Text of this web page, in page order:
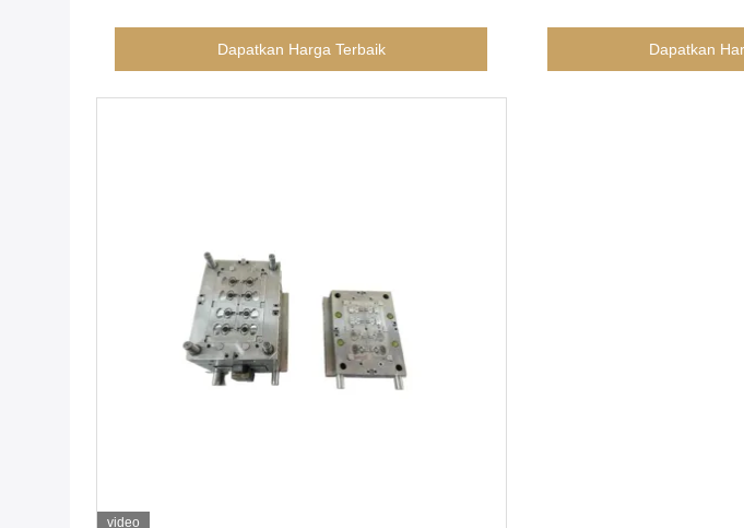
Dapatkan Harga Terbaik Dapatkan
video